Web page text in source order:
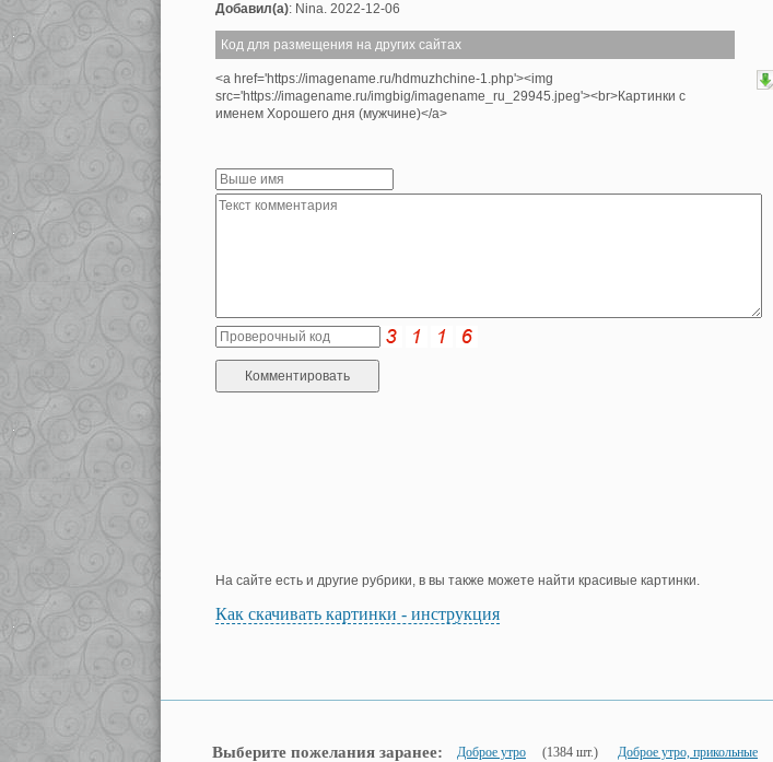
Добавил(а): Nina. 2022-12-06
Код для размещения на других сайтах
<a href='https://imagename.ru/hdmuzhchine-1.php'><img
src='https://imagename.ru/imgbig/imagename_ru_29945.jpeg'><br>Картинки с
именем Хорошего дня (мужчине)</a>
На сайте есть и другие рубрики, в вы также можете найти красивые картинки.
Как скачивать картинки - инструкция
Выберите пожелания заранее: Доброе утро (1384 шт.) Доброе утро, прикольные